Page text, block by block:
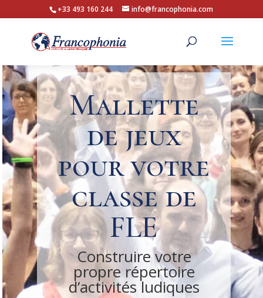
+33 493 160 244 info@francophonia.com
Mallette
de jeux
pour votre
classe de
FLE
Construire votre
propre répertoire
d’activités ludiques